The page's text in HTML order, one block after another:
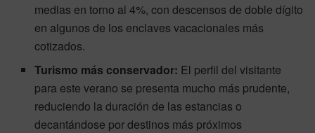
medias en torno al 4%, con descensos de doble dígito
en algunos de los enclaves vacacionales más
cotizados.
Turismo más conservador: El perfil del visitante
para este verano se presenta mucho más prudente,
reduciendo la duración de las estancias o
decantándose por destinos más próximos